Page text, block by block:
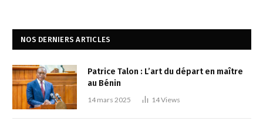
NOS DERNIERS ARTICLES
Patrice Talon : L’art du départ en maître
au Bénin
14 mars 2025 14Views